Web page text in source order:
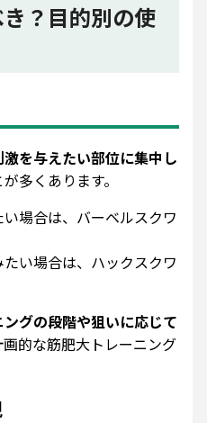
？目的別の使
激を与えたい部位に集中し
多くあります。
場合は、バーベルスクワ
い場合は、ハックスクワ
ングの段階や狙いに応じて
的な筋肥大トレーニング